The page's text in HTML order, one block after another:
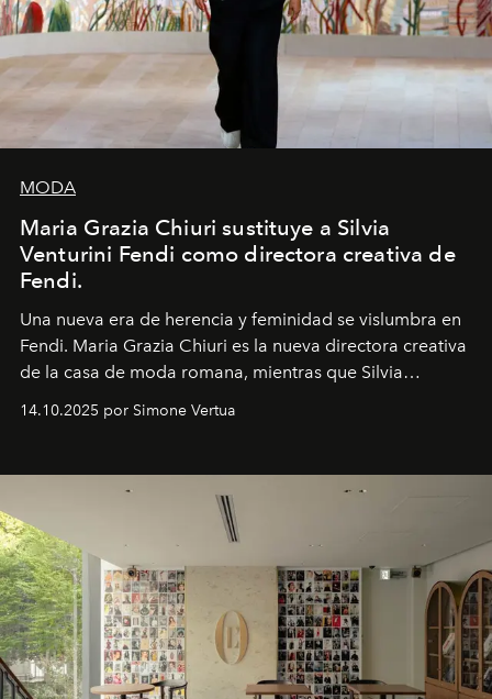
MODA
Maria Grazia Chiuri sustituye a Silvia
Venturini Fendi como directora creativa de
Fendi.
Una nueva era de herencia y feminidad se vislumbra en
Fendi. Maria Grazia Chiuri es la nueva directora creativa
de la casa de moda romana, mientras que Silvia
14.10.2025 por Simone Vertua